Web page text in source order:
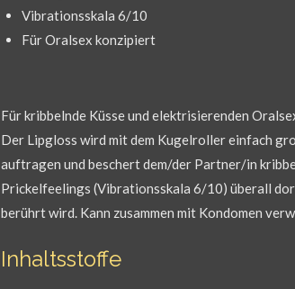
Vibrationsskala 6/10
Für Oralsex konzipiert
Für kribbelnde Küsse und elektrisierenden
Der Lipgloss wird mit dem Kugelroller einfach
auftragen und beschert dem/der Partner/in
Prickelfeelings (Vibrationsskala 6/10) überall
berührt wird. Kann zusammen mit Kondomen
Inhaltsstoffe